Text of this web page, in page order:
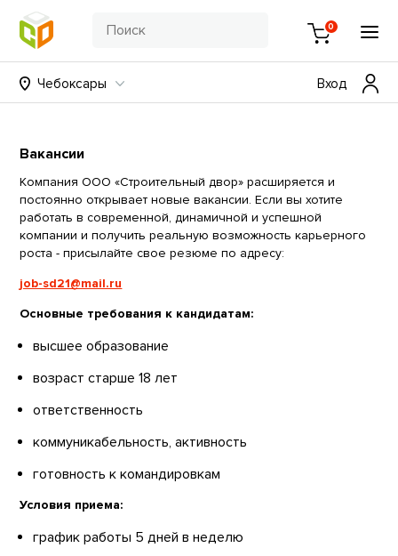
0
Чебоксары Вход
Вакансии
Компания ООО «Строительный двор» расширяется и
постоянно открывает новые вакансии. Если вы хотите
работать в современной, динамичной и успешной
компании и получить реальную возможность карьерного
роста - присылайте свое резюме по адресу:
job-sd21@mail.ru
Основные требования к кандидатам:
высшее образование
возраст старше 18 лет
ответственность
коммуникабельность, активность
готовность к командировкам
Условия приема:
график работы 5 дней в неделю